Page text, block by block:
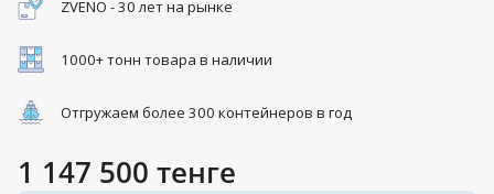
ZVENO - 30 лет на рынке
1000+ тонн товара в наличии
Отгружаем более 300 контейнеров в год
1 147 500 тенге